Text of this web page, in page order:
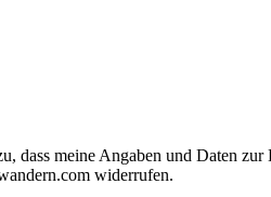
dass meine Angaben und Daten
widerrufen.